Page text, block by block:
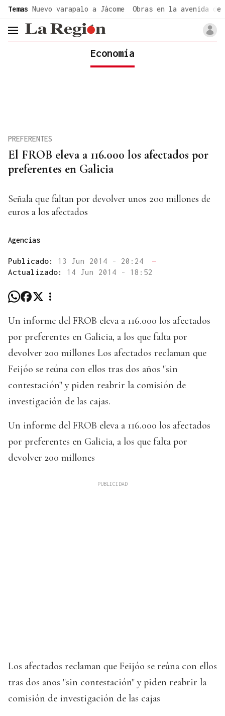
Temas Nuevo varapalo a Jácome Obras en la avenida de
header.menu.open
Economía
El FROB eleva a 116.000 los afectados por
preferentes en Galicia
PREFERENTES
Señala que faltan por devolver unos 200 millones de
euros a los afectados
Agencias
Publicado: 13 Jun 2014 - 20:24
—
Actualizado: 14 Jun 2014 - 18:52
Un informe del FROB eleva a 116.000 los afectados
por preferentes en Galicia, a los que falta por
devolver 200 millones Los afectados reclaman que
Feijóo se reúna con ellos tras dos años "sin
contestación" y piden reabrir la comisión de
investigación de las cajas.
Un informe del FROB eleva a 116.000 los afectados
por preferentes en Galicia, a los que falta por
devolver 200 millones
Los afectados reclaman que Feijóo se reúna con ellos
tras dos años "sin contestación" y piden reabrir la
comisión de investigación de las cajas